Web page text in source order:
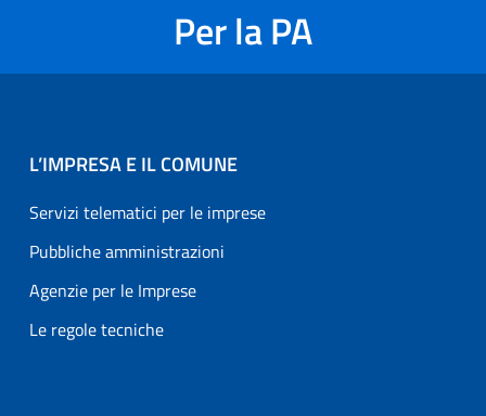
Per la PA
L’IMPRESA E IL COMUNE
Servizi telematici per le imprese
Pubbliche amministrazioni
Agenzie per le Imprese
Le regole tecniche